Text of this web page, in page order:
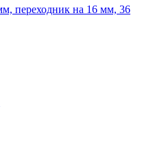
переходник на 16 мм, 36